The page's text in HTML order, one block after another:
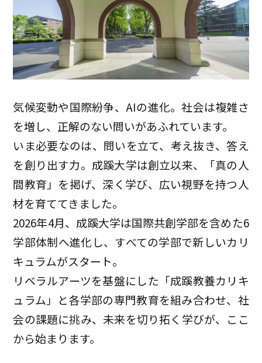
気候変動や国際紛争、AIの進化。社会は複雑さ
を増し、正解のない問いがあふれています。
いま必要なのは、問いを立て、考え抜き、答え
を創り出す力。成蹊大学は創立以来、「真の人
間教育」を掲げ、深く学び、広い視野を持つ人
材を育ててきました。
2026年4月、成蹊大学は国際共創学部を含めた6
学部体制へ進化し、すべての学部で新しいカリ
キュラムがスタート。
リベラルアーツを基盤にした「成蹊教養カリキ
ュラム」と各学部の専門教育を組み合わせ、社
会の課題に挑み、未来を切り拓く学びが、ここ
から始まります。